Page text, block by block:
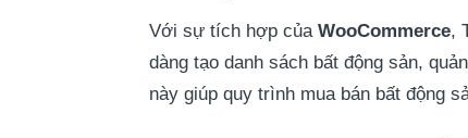
Với sự tích hợp của WooCommerce,
dàng tạo danh sách bất động sản,
này giúp quy trình mua bán bất động